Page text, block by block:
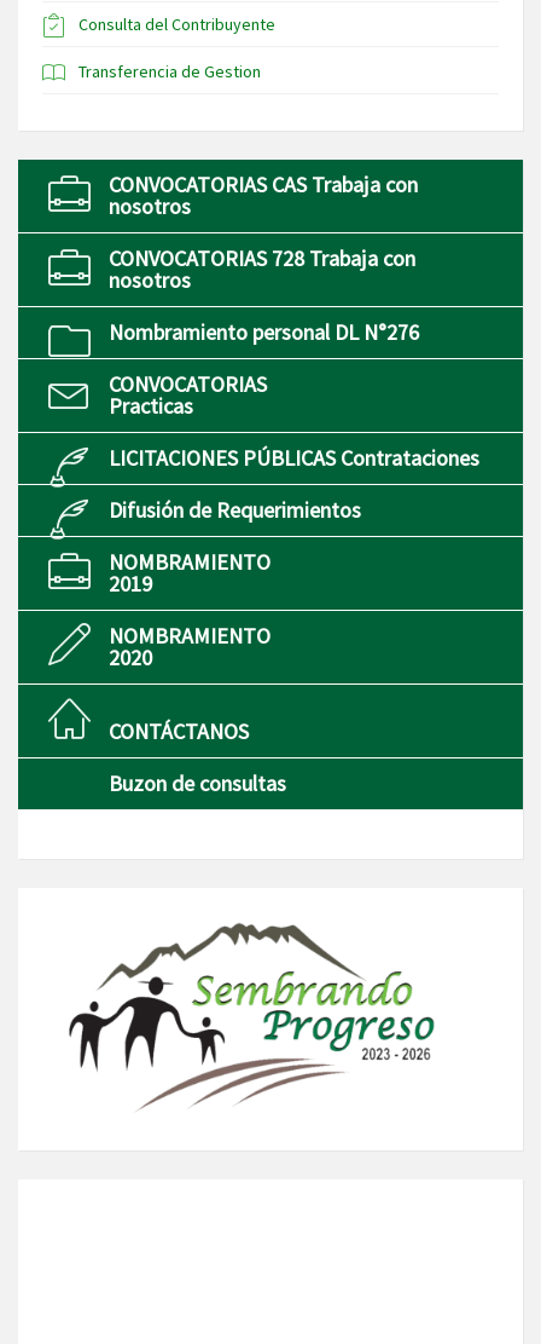
Consulta del Contribuyente
Transferencia de Gestion
CONVOCATORIAS CAS Trabaja con
nosotros
CONVOCATORIAS 728 Trabaja con
nosotros
Nombramiento personal DL N°276
CONVOCATORIAS
Practicas
LICITACIONES PÚBLICAS Contrataciones
Difusión de Requerimientos
NOMBRAMIENTO
2019
NOMBRAMIENTO
2020
CONTÁCTANOS
Buzon de consultas